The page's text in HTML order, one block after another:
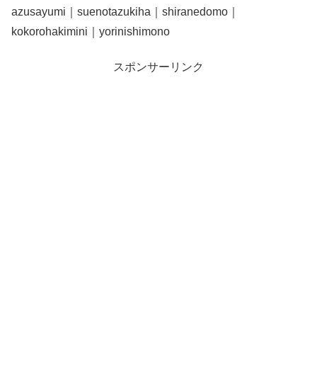
azusayumi｜suenotazukiha｜shiranedomo｜
kokorohakimini｜yorinishimono
スポンサーリンク